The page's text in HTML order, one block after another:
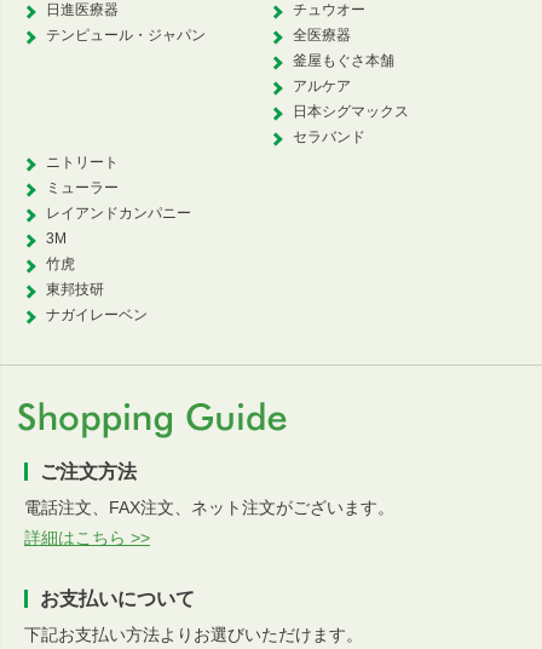
日進医療器
テンピュール・ジャパン
チュウオー
全医療器
釜屋もぐさ本舗
アルケア
日本シグマックス
セラバンド
ニトリート
ミューラー
レイアンドカンパニー
3M
竹虎
東邦技研
ナガイレーベン
ご注文方法
電話注文、FAX注文、ネット注文がございます。
詳細はこちら >>
お支払いについて
下記お支払い方法よりお選びいただけます。